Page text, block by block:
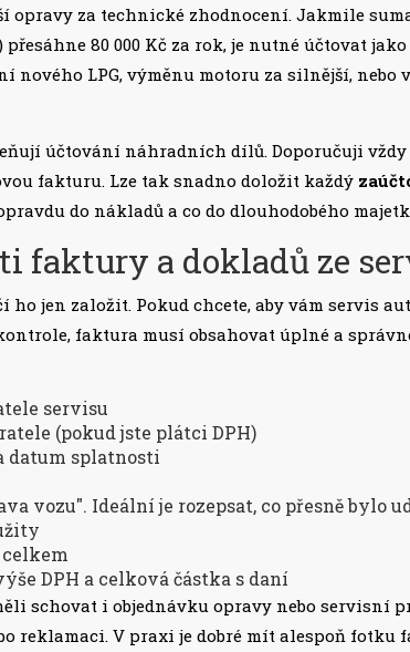
opravy za technické zhodnocení. Jakmile
80 000 Kč za rok, je nutné účtovat
nového LPG, výměnu motoru za silnější, nebo
účtování náhradních dílů. Doporučuji vždy
fakturu. Lze tak snadno doložit každý
do nákladů a co do dlouhodobého
faktury a dokladů ze
ho jen založit. Pokud chcete, aby vám servis
faktura musí obsahovat úplné a
servisu
(pokud jste plátci DPH)
datum splatnosti
vozu". Ideální je rozepsat, co přesně bylo
DPH a celková částka s daní
schovat i objednávku opravy nebo servisní
reklamaci. V praxi je dobré mít alespoň fotku